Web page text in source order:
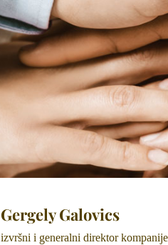
Gergely Galovics
izvršni i generalni direktor